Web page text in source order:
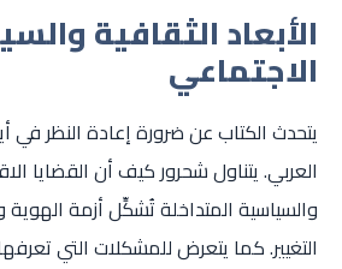
الأبعاد الثقافية
الاجتماعي
يتحدث الكتاب عن ضرورة إعادة النظر في
العربي. يتناول شحرور كيف أن القضايا
والسياسية المتداخلة تُشكِّل أزمة
التغيير. كما يتعرض للمشكلات التي